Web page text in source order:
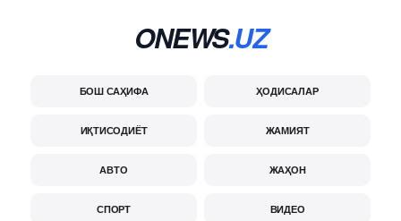
ONEWS.UZ
БОШ САҲИФА ҲОДИСАЛАР
ИҚТИСОДИЁТ ЖАМИЯТ
АВТО ЖАҲОН
СПОРТ ВИДЕО